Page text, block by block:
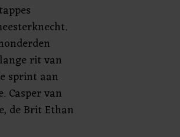
rit van
sprint aan
Casper van
de Brit Ethan